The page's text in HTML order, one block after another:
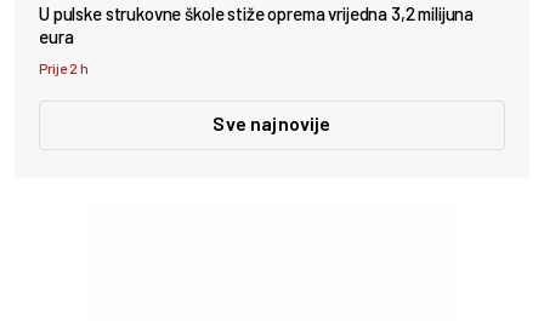
U pulske strukovne škole stiže oprema vrijedna 3,2 milijuna
eura
Prije 2 h
Sve najnovije